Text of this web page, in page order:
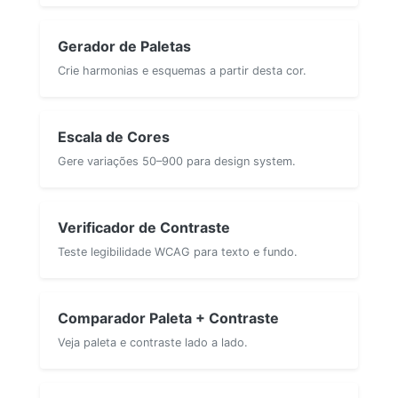
Gerador de Paletas
Crie harmonias e esquemas a partir desta cor.
Escala de Cores
Gere variações 50–900 para design system.
Verificador de Contraste
Teste legibilidade WCAG para texto e fundo.
Comparador Paleta + Contraste
Veja paleta e contraste lado a lado.